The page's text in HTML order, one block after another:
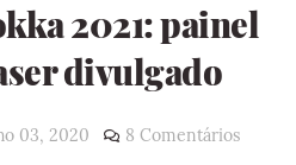
2021: painel
divulgado
03, 2020 8 Comentários